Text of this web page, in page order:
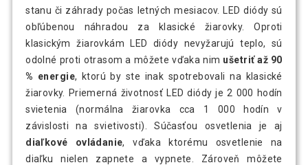
stanu či záhrady počas letných mesiacov. LED diódy sú
obľúbenou náhradou za klasické žiarovky. Oproti
klasickým žiarovkám LED diódy nevyžarujú teplo, sú
odolné proti otrasom a môžete vďaka nim ušetriť až 90
% energie, ktorú by ste inak spotrebovali na klasické
žiarovky. Priemerná životnosť LED diódy je 2 000 hodín
svietenia (normálna žiarovka cca 1 000 hodín v
závislosti na svietivosti). Súčasťou osvetlenia je aj
diaľkové ovládanie, vďaka ktorému osvetlenie na
diaľku nielen zapnete a vypnete. Zároveň môžete